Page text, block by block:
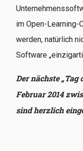
im Open-Learning-
werden, natürlich
Software
Der nächste „Tag
Februar 2014
sind herzlich